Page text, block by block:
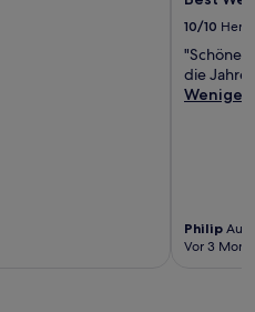
10/10
"Schöne
die Jahre
Weniger
Philip
Vor 3